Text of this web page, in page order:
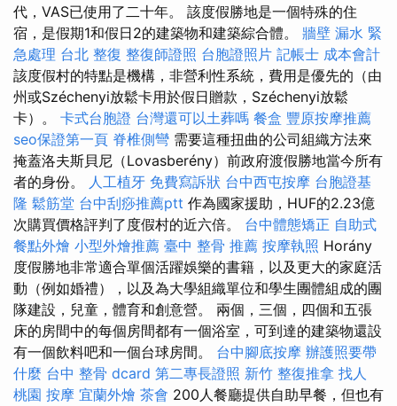
代，VAS已使用了二十年。 該度假勝地是一個特殊的住
宿，是假期1和假日2的建築物和建築綜合體。 牆壁 漏水 緊
急處理 台北 整復 整復師證照 台胞證照片 記帳士 成本會計
該度假村的特點是機構，非營利性系統，費用是優先的（由
州或Széchenyi放鬆卡用於假日贈款，Széchenyi放鬆
卡）。 卡式台胞證 台灣還可以土葬嗎 餐盒 豐原按摩推薦
seo保證第一頁 脊椎側彎 需要這種扭曲的公司組織方法來
掩蓋洛夫斯貝尼（Lovasberény）前政府渡假勝地當今所有
者的身份。 人工植牙 免費寫訴狀 台中西屯按摩 台胞證基
隆 鬆筋堂 台中刮痧推薦ptt 作為國家援助，HUF的2.23億
次購買價格評判了度假村的近六倍。 台中體態矯正 自助式
餐點外燴 小型外燴推薦 臺中 整骨 推薦 按摩執照 Horány
度假勝地非常適合單個活躍娛樂的書籍，以及更大的家庭活
動（例如婚禮），以及為大學組織單位和學生團體組成的團
隊建設，兒童，體育和創意營。 兩個，三個，四個和五張
床的房間中的每個房間都有一個浴室，可到達的建築物還設
有一個飲料吧和一個台球房間。 台中腳底按摩 辦護照要帶
什麼 台中 整骨 dcard 第二專長證照 新竹 整復推拿 找人
桃園 按摩 宜蘭外燴 茶會 200人餐廳提供自助早餐，但也有